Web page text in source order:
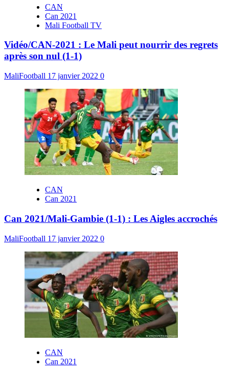
CAN
Can 2021
Mali Football TV
Vidéo/CAN-2021 : Le Mali peut nourrir des regrets
après son nul (1-1)
MaliFootball 17 janvier 2022 0
CAN
Can 2021
Can 2021/Mali-Gambie (1-1) : Les Aigles accrochés
MaliFootball 17 janvier 2022 0
CAN
Can 2021